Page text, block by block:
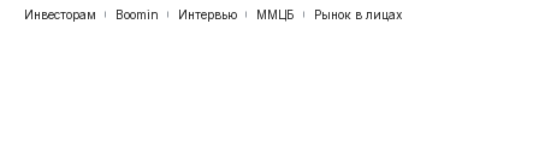
Инвесторам Boomin Интервью ММЦБ Рынок в лицах